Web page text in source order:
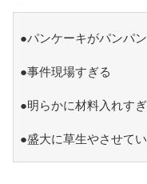
●パンケーキがパンパ
●事件現場すぎる
●明らかに材料入れす
●盛大に草生やさせて